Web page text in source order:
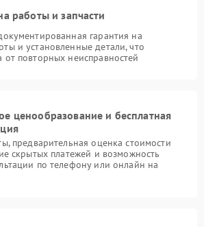
работы и запчасти
гарантия на
и установленные детали, что
повторных неисправностей
ценообразование и бесплатная
предварительная оценка стоимости
скрытых платежей и возможность
по телефону или онлайн на